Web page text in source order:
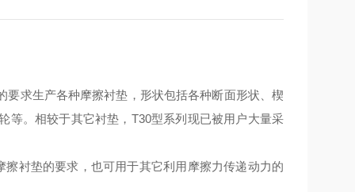
求生产各种摩擦衬垫，形状包括各种断面形状、楔
等。相较于其它衬垫， T30型系列现已被用户大量采
衬垫的要求，也可用于其它利用摩擦力传递动力的